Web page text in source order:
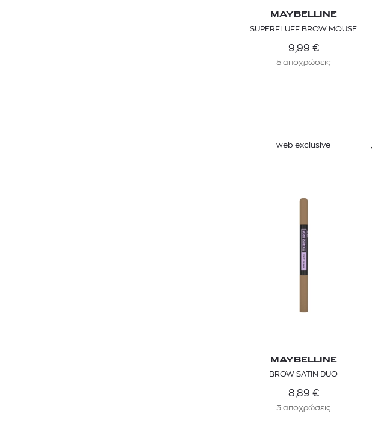
MAYBELLINE
SUPERFLUFF BROW MOUSE
9,99 €
5 αποχρώσεις
web exclusive
MAYBELLINE
BROW SATIN DUO
8,89 €
3 αποχρώσεις